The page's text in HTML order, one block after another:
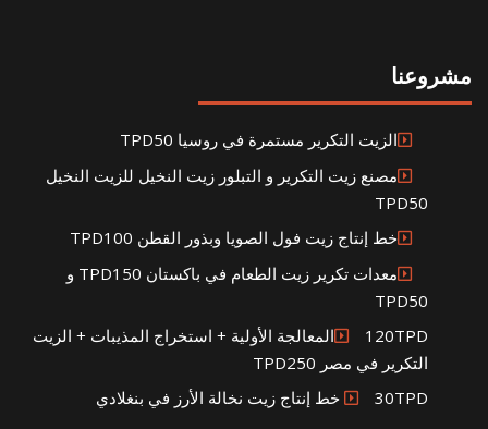
مشروعنا
الزيت التكرير مستمرة في روسيا TPD50
مصنع زيت التكرير و التبلور زيت النخيل للزيت النخيل
TPD50
خط إنتاج زيت فول الصويا وبذور القطن TPD100
معدات تكرير زيت الطعام في باكستان TPD150 و
TPD50
120TPDالمعالجة الأولية + استخراج المذيبات + الزيت
التكرير في مصر TPD250
30TPD خط إنتاج زيت نخالة الأرز في بنغلادي